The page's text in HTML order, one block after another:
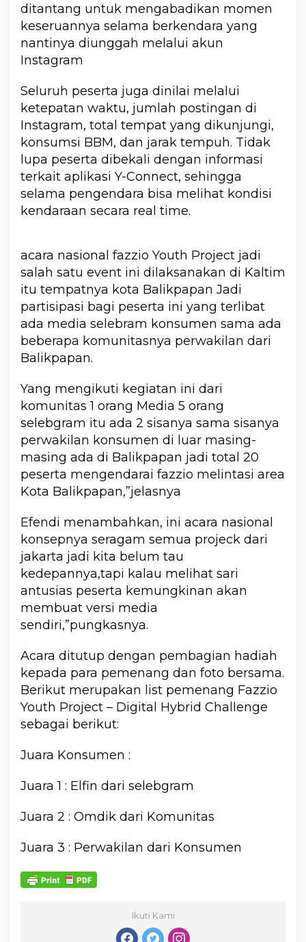
ditantang untuk mengabadikan momen
keseruannya selama berkendara yang
nantinya diunggah melalui akun
Instagram
Seluruh peserta juga dinilai melalui
ketepatan waktu, jumlah postingan di
Instagram, total tempat yang dikunjungi,
konsumsi BBM, dan jarak tempuh. Tidak
lupa peserta dibekali dengan informasi
terkait aplikasi Y-Connect, sehingga
selama pengendara bisa melihat kondisi
kendaraan secara real time.
acara nasional fazzio Youth Project jadi
salah satu event ini dilaksanakan di Kaltim
itu tempatnya kota Balikpapan Jadi
partisipasi bagi peserta ini yang terlibat
ada media selebram konsumen sama ada
beberapa komunitasnya perwakilan dari
Balikpapan.
Yang mengikuti kegiatan ini dari
komunitas 1 orang Media 5 orang
selebgram itu ada 2 sisanya sama sisanya
perwakilan konsumen di luar masing-
masing ada di Balikpapan jadi total 20
peserta mengendarai fazzio melintasi area
Kota Balikpapan,”jelasnya
Efendi menambahkan, ini acara nasional
konsepnya seragam semua projeck dari
jakarta jadi kita belum tau
kedepannya,tapi kalau melihat sari
antusias peserta kemungkinan akan
membuat versi media
sendiri,”pungkasnya.
Acara ditutup dengan pembagian hadiah
kepada para pemenang dan foto bersama.
Berikut merupakan list pemenang Fazzio
Youth Project – Digital Hybrid Challenge
sebagai berikut:
Juara Konsumen :
Juara 1 : Elfin dari selebgram
Juara 2 : Omdik dari Komunitas
Juara 3 : Perwakilan dari Konsumen
Ikuti Kami